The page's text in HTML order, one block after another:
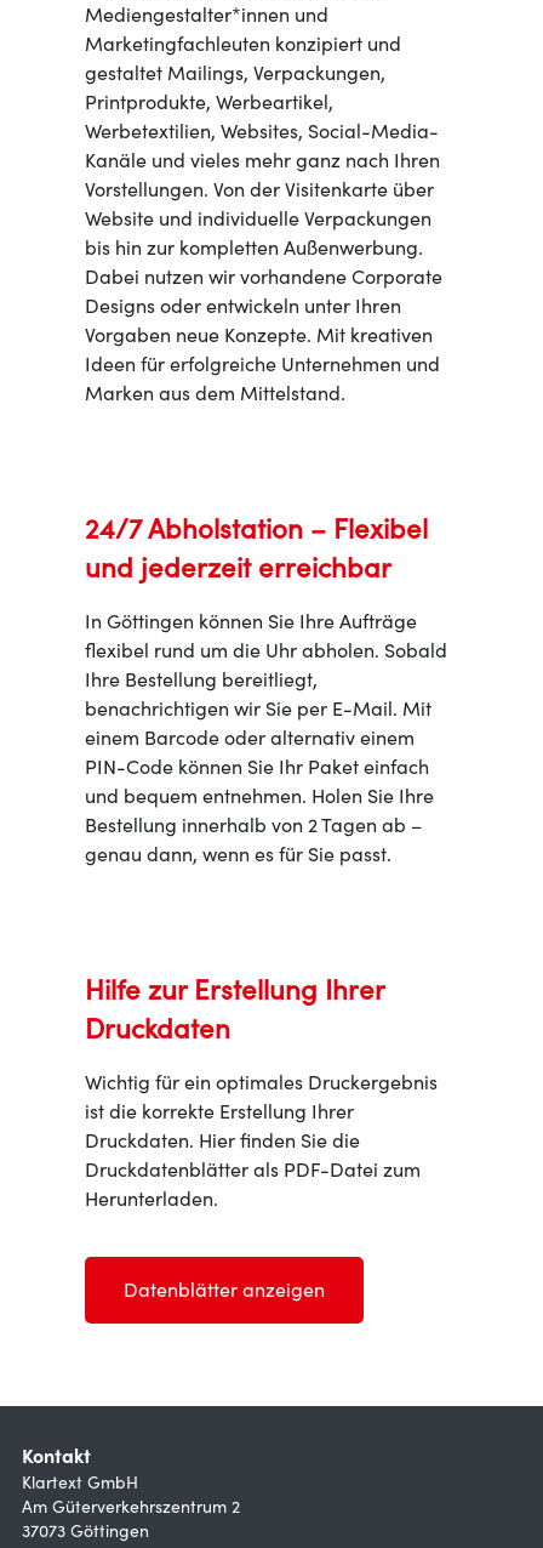
Mediengestalter*innen und
Marketingfachleuten konzipiert und
gestaltet Mailings, Verpackungen,
Printprodukte, Werbeartikel,
Werbetextilien, Websites, Social-Media-
Kanäle und vieles mehr ganz nach Ihren
Vorstellungen. Von der Visitenkarte über
Website und individuelle Verpackungen
bis hin zur kompletten Außenwerbung.
Dabei nutzen wir vorhandene Corporate
Designs oder entwickeln unter Ihren
Vorgaben neue Konzepte. Mit kreativen
Ideen für erfolgreiche Unternehmen und
Marken aus dem Mittelstand.
24/7 Abholstation – Flexibel
und jederzeit erreichbar
In Göttingen können Sie Ihre Aufträge
flexibel rund um die Uhr abholen. Sobald
Ihre Bestellung bereitliegt,
benachrichtigen wir Sie per E-Mail. Mit
einem Barcode oder alternativ einem
PIN-Code können Sie Ihr Paket einfach
und bequem entnehmen. Holen Sie Ihre
Bestellung innerhalb von 2 Tagen ab –
genau dann, wenn es für Sie passt.
Hilfe zur Erstellung Ihrer
Druckdaten
Wichtig für ein optimales Druckergebnis
ist die korrekte Erstellung Ihrer
Druckdaten. Hier finden Sie die
Druckdatenblätter als PDF-Datei zum
Herunterladen.
Datenblätter anzeigen
Kontakt
Klartext GmbH
Am Güterverkehrszentrum 2
37073 Göttingen